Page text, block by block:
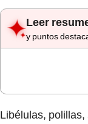
Leer
y puntos
Libélulas,